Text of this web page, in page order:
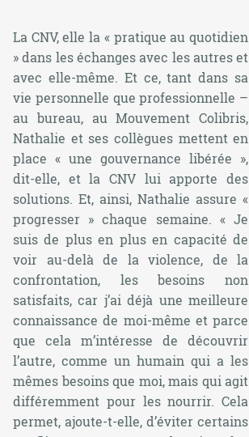
La CNV, elle la « pratique au quotidien
» dans les échanges avec les autres et
avec elle-même. Et ce, tant dans sa
vie personnelle que professionnelle –
au bureau, au Mouvement Colibris,
Nathalie et ses collègues mettent en
place « une gouvernance libérée »,
dit-elle, et la CNV lui apporte des
solutions. Et, ainsi, Nathalie assure «
progresser » chaque semaine. « Je
suis de plus en plus en capacité de
voir au-delà de la violence, de la
confrontation, les besoins non
satisfaits, car j’ai déjà une meilleure
connaissance de moi-même et parce
que cela m’intéresse de découvrir
l’autre, comme un humain qui a les
mêmes besoins que moi, mais qui agit
différemment pour les nourrir. Cela
permet, ajoute-t-elle, d’éviter certains